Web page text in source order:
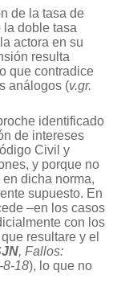
de la tasa de
la doble tasa
actora en su
resulta
que contradice
análogos (v.gr.
identificado
de intereses
Civil y
y porque no
dicha norma,
supuesto. En
–en los casos
con los
resultare y el
, Fallos:
8-18), lo que no